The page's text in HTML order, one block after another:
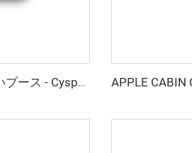
6人用のスマートで防音性の高いブース - Cyspace Y PROシリーズ